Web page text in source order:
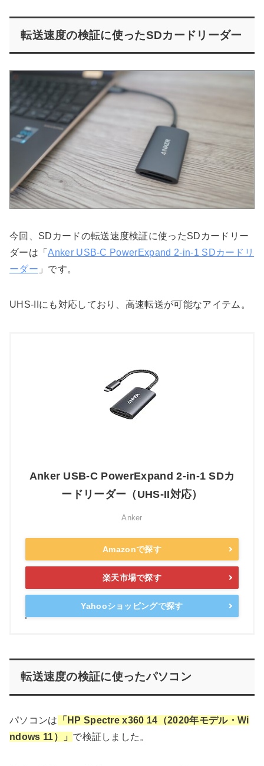
転送速度の検証に使ったSDカードリーダー
今回、SDカードの転送速度検証に使ったSDカードリー
ダーは「Anker USB-C PowerExpand 2-in-1 SDカードリ
ーダー 」です。
UHS-IIにも対応しており、高速転送が可能なアイテム。
Anker USB-C PowerExpand 2-in-1 SDカ
ードリーダー（UHS-II対応）
Anker
Amazonで探す
楽天市場で探す
Yahooショッピングで探す
転送速度の検証に使ったパソコン
パソコンは 「HP Spectre x360 14（2020年モデル・Wi
ndows 11）」 で検証しました。